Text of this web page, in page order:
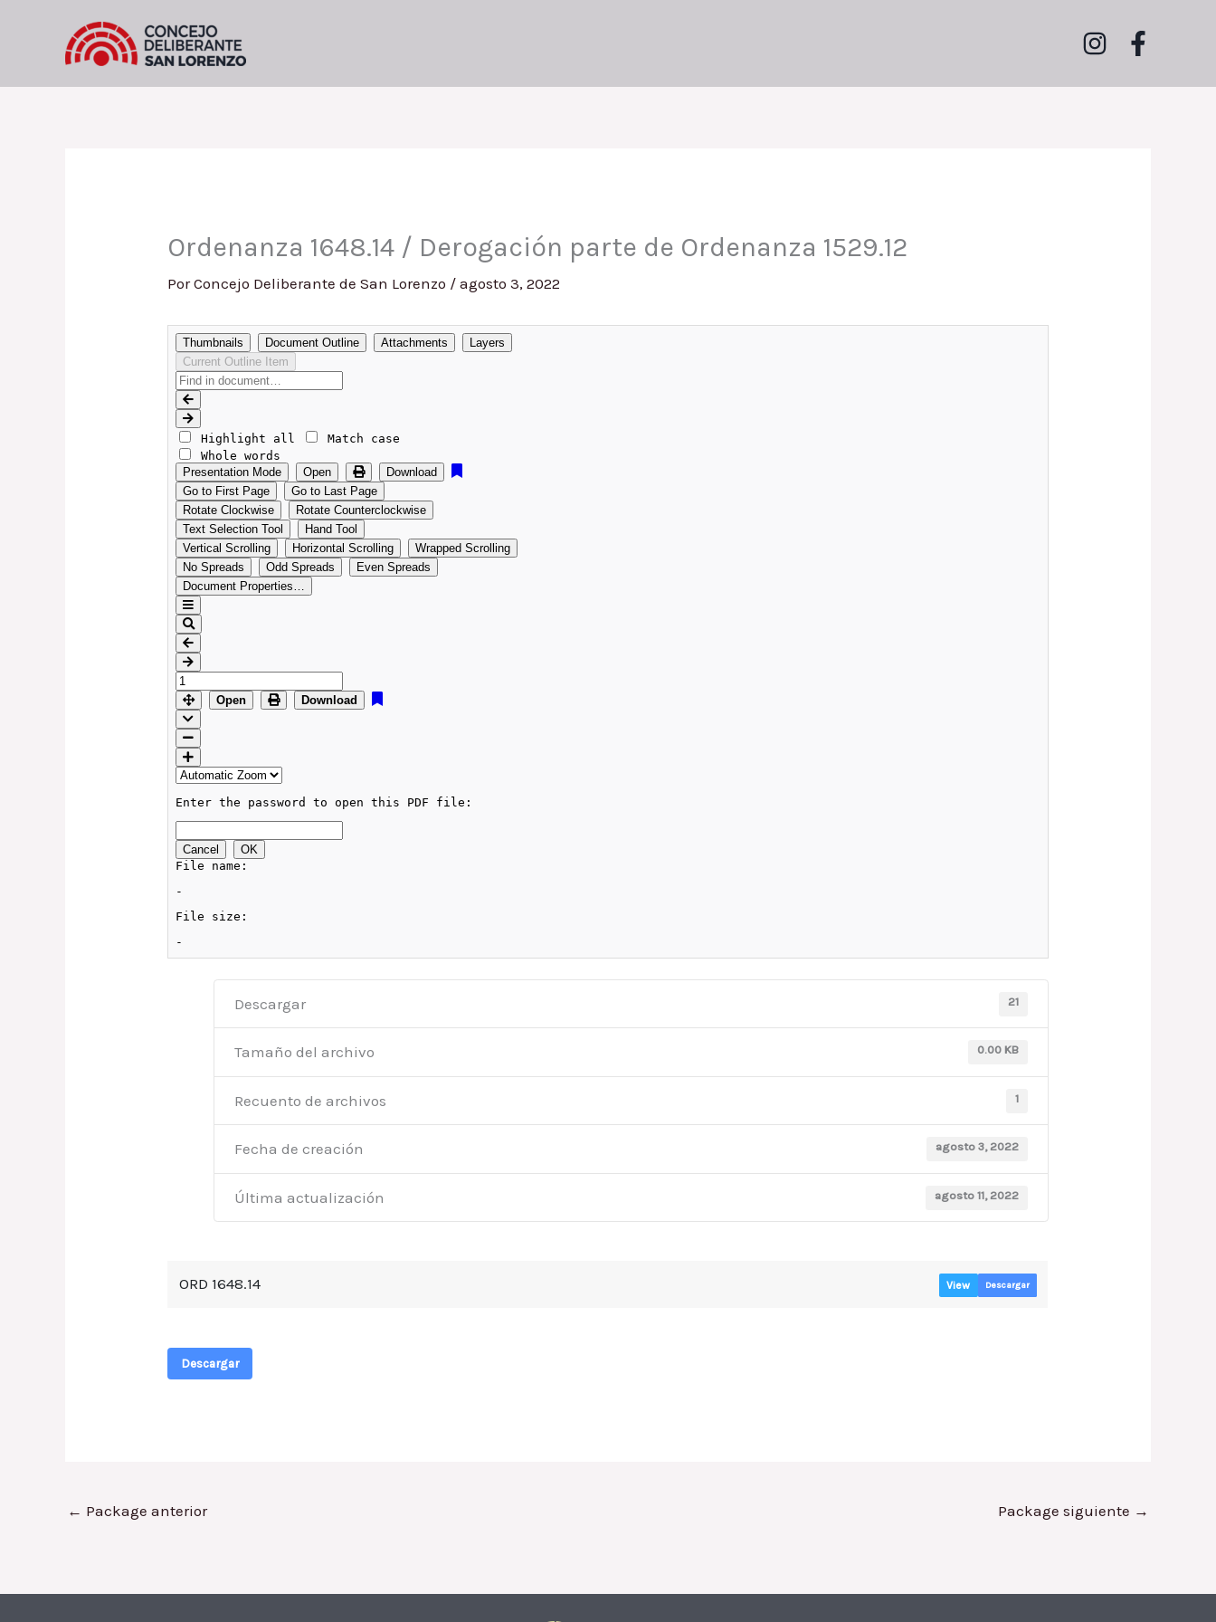
contenido
Ordenanza 1648.14 / Derogación parte de Ordenanza 1529.12
PorConcejo Deliberante de San Lorenzo /agosto 3, 2022
Descargar 21
Tamaño del archivo 0.00 KB
Recuento de archivos 1
Fecha de creación agosto 3, 2022
Última actualización agosto 11, 2022
ORD 1648.14 View Descargar
Descargar
← Package anterior Package siguiente →